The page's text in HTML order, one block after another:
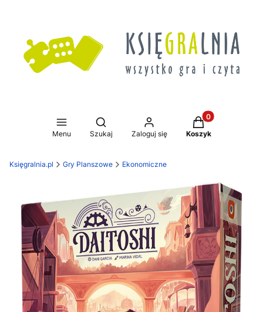
Menu
Otwórz wyszukiwarkę
Szukaj Zaloguj się
Produkty w
Koszyk
Księgralnia.pl Gry Planszowe Ekonomiczne